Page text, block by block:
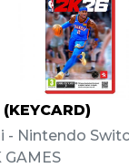
- Nintendo